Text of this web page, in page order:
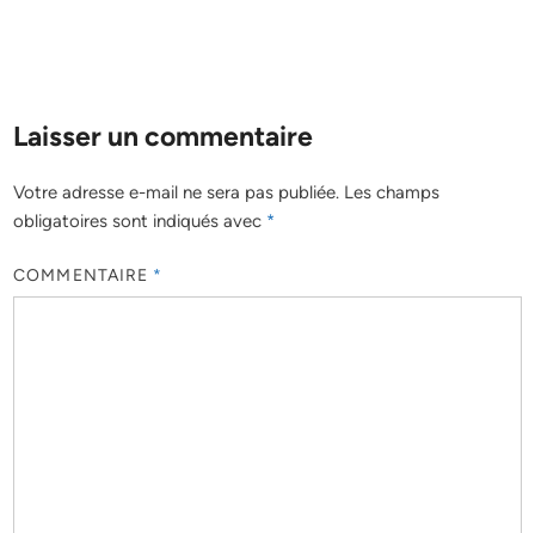
Laisser un commentaire
Votre adresse e-mail ne sera pas publiée. Les champs
obligatoires sont indiqués avec *
COMMENTAIRE *